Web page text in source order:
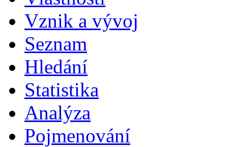
Vznik a vývoj
Seznam
Hledání
Statistika
Analýza
Pojmenování